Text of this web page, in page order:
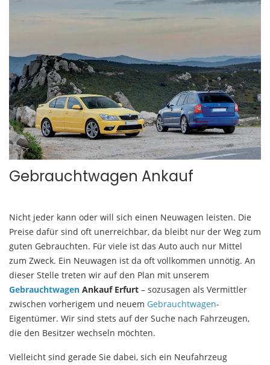
Gebrauchtwagen Ankauf
Nicht jeder kann oder will sich einen Neuwagen leisten. Die
Preise dafür sind oft unerreichbar, da bleibt nur der Weg zum
guten Gebrauchten. Für viele ist das Auto auch nur Mittel
zum Zweck. Ein Neuwagen ist da oft vollkommen unnötig. An
dieser Stelle treten wir auf den Plan mit unserem
Gebrauchtwagen Ankauf Erfurt – sozusagen als Vermittler
zwischen vorherigem und neuem Gebrauchtwagen-
Eigentümer. Wir sind stets auf der Suche nach Fahrzeugen,
die den Besitzer wechseln möchten.
Vielleicht sind gerade Sie dabei, sich ein Neufahrzeug